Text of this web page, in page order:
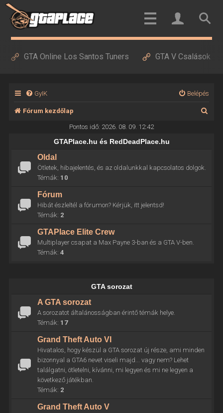
GTA Online Los Santos Tuners GTA V Csalások
GyIK Belépés
Fórum kezdőlap
Pontos idő: 2026. 08. 09. 12:42
GTAPlace.hu és RedDeadPlace.hu
Oldal
Ötletek, hibajelentés, és az oldalunkkal kapcsolatos dolgok.
Témák: 10
Fórum
Hibát észleltél a fórumon? Kérjük, itt jelentsd!
Témák: 2
GTAPlace Elite Crew
Multiplayer csapat a Max Payne 3-ban és a GTA V-ben.
Témák: 4
GTA sorozat
A GTA sorozat
A sorozatot általánosságban érintő témák helye.
Témák: 17
Grand Theft Auto VI
Hivatalos, hogy készül a GTA sorozat új része, ami minden
bizonnyal a GTA6 nevet viseli majd... vagy nem? Lehet
találgatni, ötletelni, kívánni, mi legyen és mi ne legyen a
következő játékban.
Témák: 2
Grand Theft Auto V